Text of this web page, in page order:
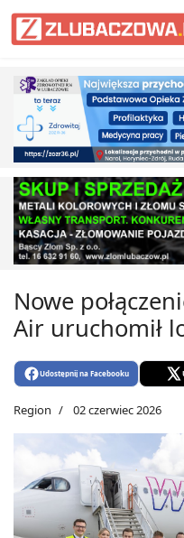
Informacje
Nowe
Air uruchomił
Udostępnij na Facebooku
Region 02 czerwiec 2026